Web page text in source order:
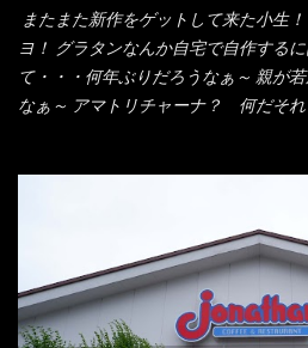
り見慣れない姿・・・何だかチョッ
明なトレイに並んだ棒状麺なんて見慣
がかかる） 袋の裏側を見ると、韮と
それなばらと冷蔵庫にあった、黒豆モ
け、韮の葉の部分をドサッと乗せて調
うでしょう？ 見た目 Goodデザイ
イのHPを見ると・・・（引用） めん
ム製法で仕上げた、生めんに近い風
またまた新作をゲットして来た小生
ヨ！ グラタンなんか自宅で自作する
て・・・何年ぶりだろうなぁ～ 親が
なぁ～ アマトリチャーナ？ 何だそ
ブン皿で焼いて、大凡の目安で小分
をよーく見たら表面のチーズの乗り
た・・・チーズに焦げ目が付いてい
ことをオススメします。（取り分け